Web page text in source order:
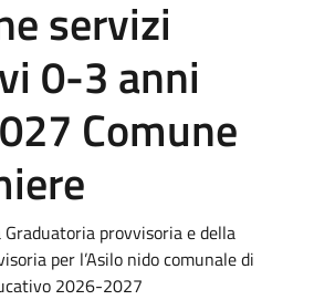
servizi
0-3 anni
Comune
Graduatoria provvisoria e della
per l’Asilo nido comunale di
2026-2027